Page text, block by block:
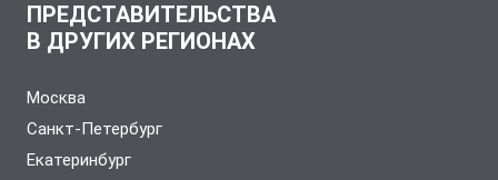
ПРЕДСТАВИТЕЛЬСТВА
В ДРУГИХ РЕГИОНАХ
Москва
Санкт-Петербург
Екатеринбург